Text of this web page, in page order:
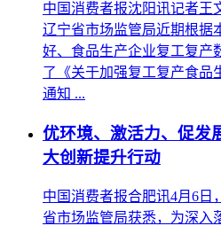
中国消费者报沈阳讯记者王
辽宁省市场监管局近期根据
好、食品生产企业复工复产
了《关于加强复工复产食品
通知 ...
优环境、激活力、促发
大创新提升行动
中国消费者报合肥讯4月6日
省市场监管局获悉，为深入